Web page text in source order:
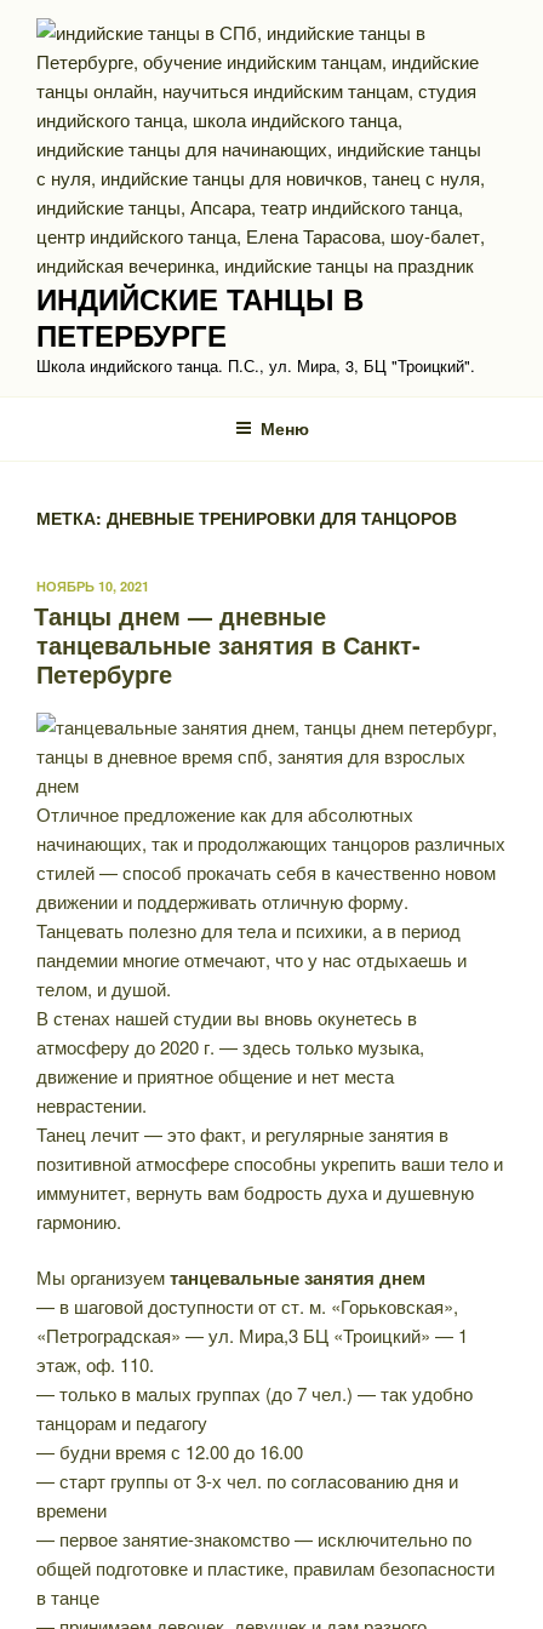
Перейти
содержимому
ИНДИЙСКИЕ ТАНЦЫ В
ПЕТЕРБУРГЕ
Школа индийского танца. П.С., ул. Мира, 3, БЦ "Троицкий".
Меню
МЕТКА: ДНЕВНЫЕ ТРЕНИРОВКИ ДЛЯ ТАНЦОРОВ
ОПУБЛИКОВАНО
НОЯБРЬ 10, 2021
Танцы днем — дневные
танцевальные занятия в Санкт-
Петербурге
Отличное предложение как для абсолютных
начинающих, так и продолжающих танцоров различных
стилей — способ прокачать себя в качественно новом
движении и поддерживать отличную форму.
Танцевать полезно для тела и психики, а в период
пандемии многие отмечают, что у нас отдыхаешь и
телом, и душой.
В стенах нашей студии вы вновь окунетесь в
атмосферу до 2020 г. — здесь только музыка,
движение и приятное общение и нет места
неврастении.
Танец лечит — это факт, и регулярные занятия в
позитивной атмосфере способны укрепить ваши тело и
иммунитет, вернуть вам бодрость духа и душевную
гармонию.
Мы организуемтанцевальные занятия днем
— в шаговой доступности от ст. м. «Горьковская»,
«Петроградская» — ул. Мира,3 БЦ «Троицкий» — 1
этаж, оф. 110.
— только в малых группах (до 7 чел.) — так удобно
танцорам и педагогу
— будни время с 12.00 до 16.00
— старт группы от 3-х чел. по согласованию дня и
времени
— первое занятие-знакомство — исключительно по
общей подготовке и пластике, правилам безопасности
в танце